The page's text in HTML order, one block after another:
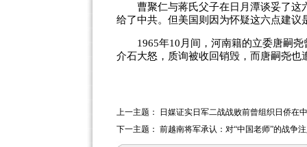
曹聚仁与蒋氏父子在日月潭谈妥了这
给了中共。但美国则因为怀疑这六点建
1965年10月间，河南籍的立委唐嗣尧
介石大怒，质询被收回销毁，而唐嗣尧
上一主题：
日媒证实日军二战战败前曾组织日侨在
下一主题： 前越南将军承认：对“中国老师”的战争